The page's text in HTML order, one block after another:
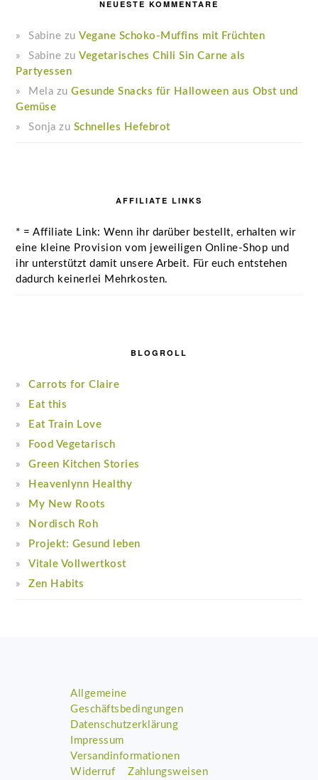
NEUESTE KOMMENTARE
Sabine zuVegane Schoko-Muffins mit Früchten
Sabine zuVegetarisches Chili Sin Carne als
Partyessen
Mela zuGesunde Snacks für Halloween aus Obst und
Gemüse
Sonja zu Schnelles Hefebrot
AFFILIATE LINKS
* = Affiliate Link: Wenn ihr darüber bestellt, erhalten wir
eine kleine Provision vom jeweiligen Online-Shop und
ihr unterstützt damit unsere Arbeit. Für euch entstehen
dadurch keinerlei Mehrkosten.
BLOGROLL
Carrots for Claire
Eat this
Eat Train Love
Food Vegetarisch
Green Kitchen Stories
Heavenlynn Healthy
My New Roots
Nordisch Roh
Projekt: Gesund leben
Vitale Vollwertkost
Zen Habits
Allgemeine
Geschäftsbedingungen
Datenschutzerklärung
Impressum
Versandinformationen
Widerruf
Zahlungsweisen